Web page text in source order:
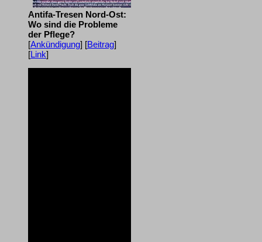
Antifa-Tresen Nord-Ost:
Wo sind die Probleme
der Pflege?
[Ankündigung] [Beitrag]
[Link]